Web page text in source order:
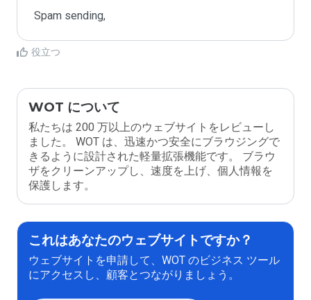
Spam sending,
役立つ
WOT について
私たちは 200 万以上のウェブサイトをレビューし
ました。 WOT は、迅速かつ安全にブラウジングで
きるように設計された軽量拡張機能です。 ブラウ
ザをクリーンアップし、速度を上げ、個人情報を
保護します。
これはあなたのウェブサイトですか？
ウェブサイトを申請して、WOT のビジネス ツール
にアクセスし、顧客とつながりましょう。